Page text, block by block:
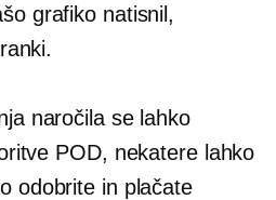
grafiko natisnil,
naročila se lahko
POD, nekatere lahko
odobrite in plačate